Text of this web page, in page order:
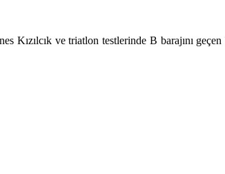
ve triatlon testlerinde B barajını geçen